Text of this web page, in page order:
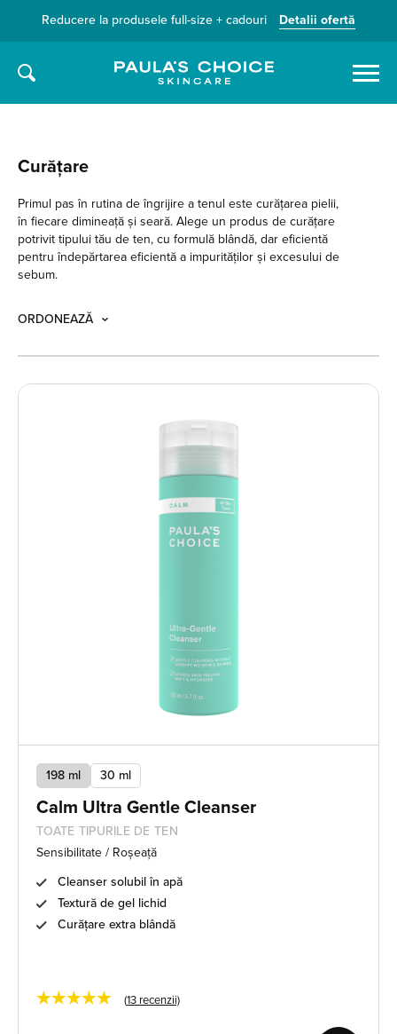
Reducere la produsele full-size + cadouri Detalii ofertă
Caută
Curățare
Primul pas în rutina de îngrijire a tenul este curățarea pielii,
în fiecare dimineață și seară. Alege un produs de curățare
potrivit tipului tău de ten, cu formulă blândă, dar eficientă
pentru îndepărtarea eficientă a impurităților și excesului de
sebum.
ORDONEAZĂ
198 ml 30 ml
Calm Ultra Gentle Cleanser
TOATE TIPURILE DE TEN
Sensibilitate / Roșeață
Cleanser solubil în apă
Textură de gel lichid
Curățare extra blândă
★★★★★ (13 recenzii)